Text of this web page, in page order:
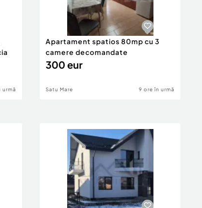
urmă
Apartament spatios 80mp cu 3
camere decomandate
300 eur
Satu Mare 9 ore în urmă